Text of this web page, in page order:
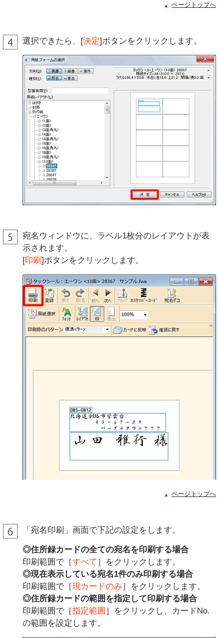
ページトップへ
選択できたら、[決定]ボタンをクリックします。
宛名ウィンドウに、ラベル1枚分のレイアウトが表
示されます。
[印刷 ]ボタンをクリックします。
ページトップへ
「宛名印刷」画面で下記の設定をします。
◎住所録カードの全ての宛名を印刷する場合
印刷範囲で［すべて ］をクリックします。
◎現在表示している宛名1件のみ印刷する場合
印刷範囲で［現カードのみ］をクリックします。
◎住所録カードの範囲を指定して印刷する場合
印刷範囲で［指定範囲 ］をクリックし、カードNo.
の範囲を設定します。